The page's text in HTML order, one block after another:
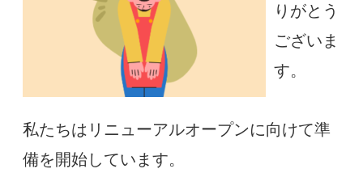
りがとう
ございま
す。
私たちはリニューアルオープンに向けて準
備を開始しています。